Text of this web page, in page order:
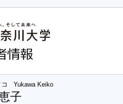
Yukawa Keiko
子